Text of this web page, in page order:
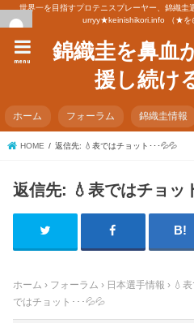
世界一を目指すプロテニスプレーヤー、錦織
urryy★keinishikori.info （★を
錦織圭を鼻血
援し続け
menu
ホーム フォーラム 錦織圭情報
HOME 返信先: 💧表ではチョット･･･💦💦
返信先: 💧表ではチョッ
ホーム › フォーラム › 日本選手情報 › 💧
ではチョット･･･💦💦